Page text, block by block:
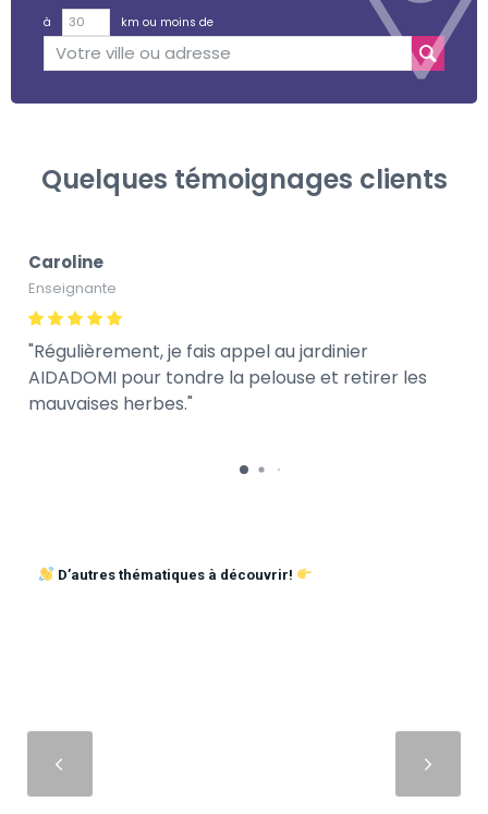
à
km ou moins de
Quelques témoignages clients
Caroline
Enseignante
Régulièrement, je fais appel au jardinier
AIDADOMI pour tondre la pelouse et retirer les
mauvaises herbes.
D’autres thématiques à découvrir!